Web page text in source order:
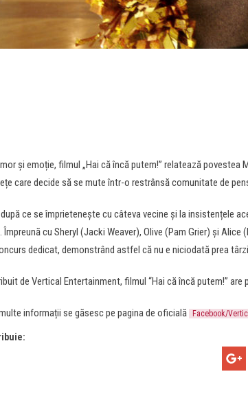
și emoție, filmul „Hai că încă putem!” relatează
care decide să se mute într-o restrânsă comunitate de
ce se împrietenește cu câteva vecine și la insistențele
Împreună cu Sheryl (Jacki Weaver), Olive (Pam Grier) și
dedicat, demonstrând astfel că nu e niciodată prea
de Vertical Entertainment, filmul “Hai că încă putem!” are
informații se găsesc pe pagina de oficială Facebook/